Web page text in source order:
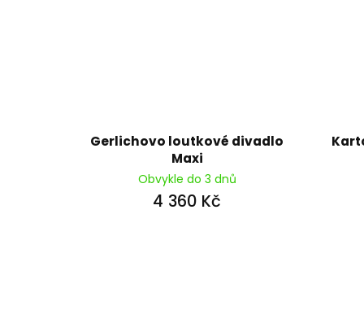
Gerlichovo loutkové divadlo
Maxi
Obvykle do 3 dnů
4 360 Kč